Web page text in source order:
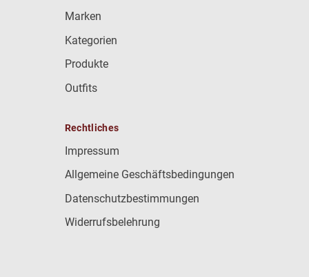
Marken
Kategorien
Produkte
Outfits
Rechtliches
Impressum
Allgemeine Geschäftsbedingungen
Datenschutzbestimmungen
Widerrufsbelehrung